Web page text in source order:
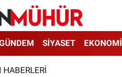
SİYASET EKONOMİ
HABERLERI